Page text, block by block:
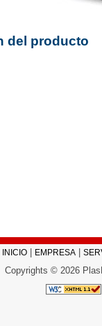
del producto
INICIO| EMPRESA|
Copyrights © 2026